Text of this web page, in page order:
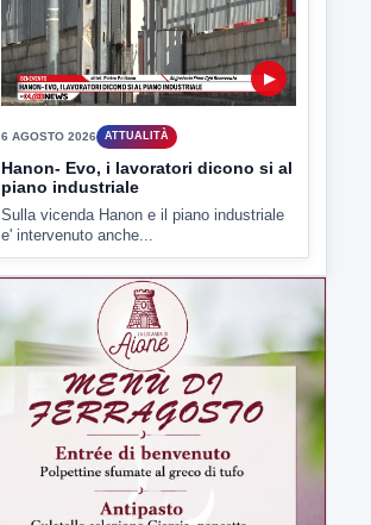
6 AGOSTO 2026 ATTUALITÀ
Hanon- Evo, i lavoratori dicono si al
piano industriale
Sulla vicenda Hanon e il piano industriale
e' intervenuto anche...